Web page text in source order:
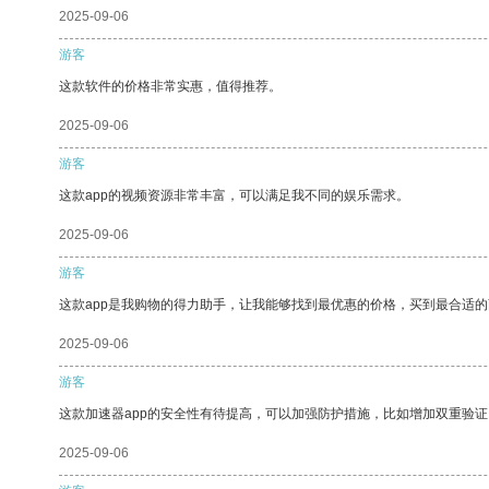
2025-09-06
游客
这款软件的价格非常实惠，值得推荐。
2025-09-06
游客
这款app的视频资源非常丰富，可以满足我不同的娱乐需求。
2025-09-06
游客
这款app是我购物的得力助手，让我能够找到最优惠的价格，买到最合适的
2025-09-06
游客
这款加速器app的安全性有待提高，可以加强防护措施，比如增加双重验证
2025-09-06